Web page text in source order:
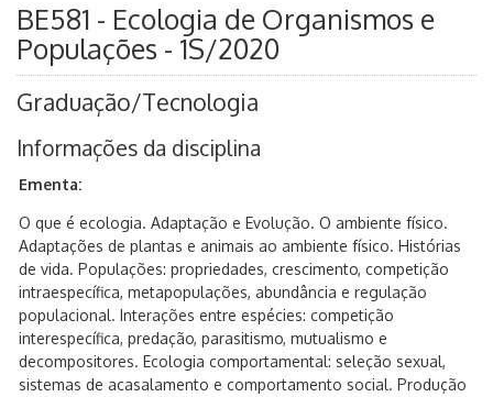
BE581 - Ecologia de Organismos e
Populações - 1S/2020
Graduação/Tecnologia
Informações da disciplina
Ementa:
O que é ecologia. Adaptação e Evolução. O ambiente físico.
Adaptações de plantas e animais ao ambiente físico. Histórias
de vida. Populações: propriedades, crescimento, competição
intraespecífica, metapopulações, abundância e regulação
populacional. Interações entre espécies: competição
interespecífica, predação, parasitismo, mutualismo e
decompositores. Ecologia comportamental: seleção sexual,
sistemas de acasalamento e comportamento social. Produção